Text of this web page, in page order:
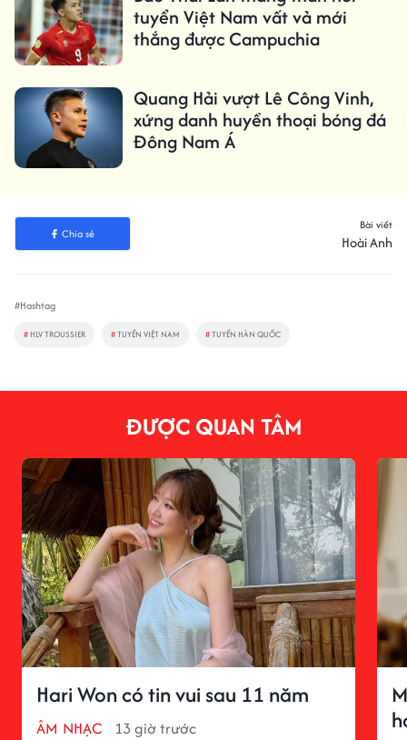
tuyển Việt Nam vất vả mới
thắng được Campuchia
Quang Hải vượt Lê Công Vinh,
xứng danh huyền thoại bóng đá
Đông Nam Á
Chia sẻ
Bài viết
Hoài Anh
#Hashtag
# HLV TROUSSIER #TUYỂN VIỆT NAM #TUYỂN HÀN QUỐC
ĐƯỢC QUAN TÂM
Hari Won có tin vui sau 11 năm
ÂM NHẠC 13 giờ trước